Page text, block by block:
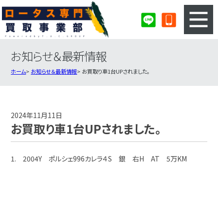
3ステップのカンタン査定
ロータス買取実績
お知らせ＆最新情報
ホーム お知らせ＆最新情報 お買取り車1台UPされました。
2024年11月11日
お買取り車1台UPされました。
1. 2004Y ポルシェ996カレラ４S 銀 右H AT 5万KM